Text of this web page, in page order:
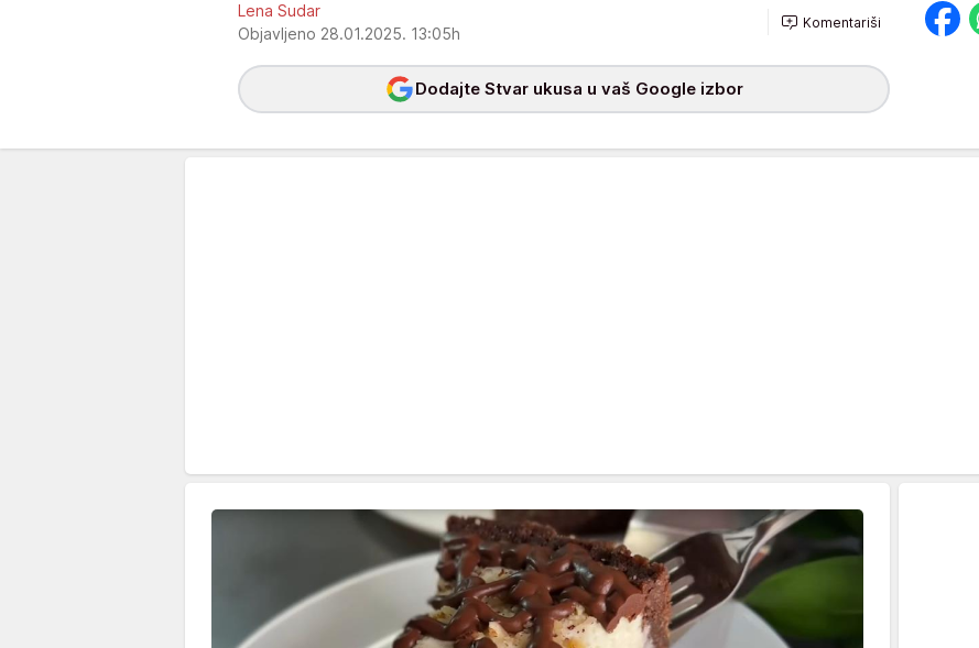
Lena Sudar
Objavljeno 28.01.2025. 13:05h
Komentariši
Dodajte Stvar ukusa u vaš Google izbor